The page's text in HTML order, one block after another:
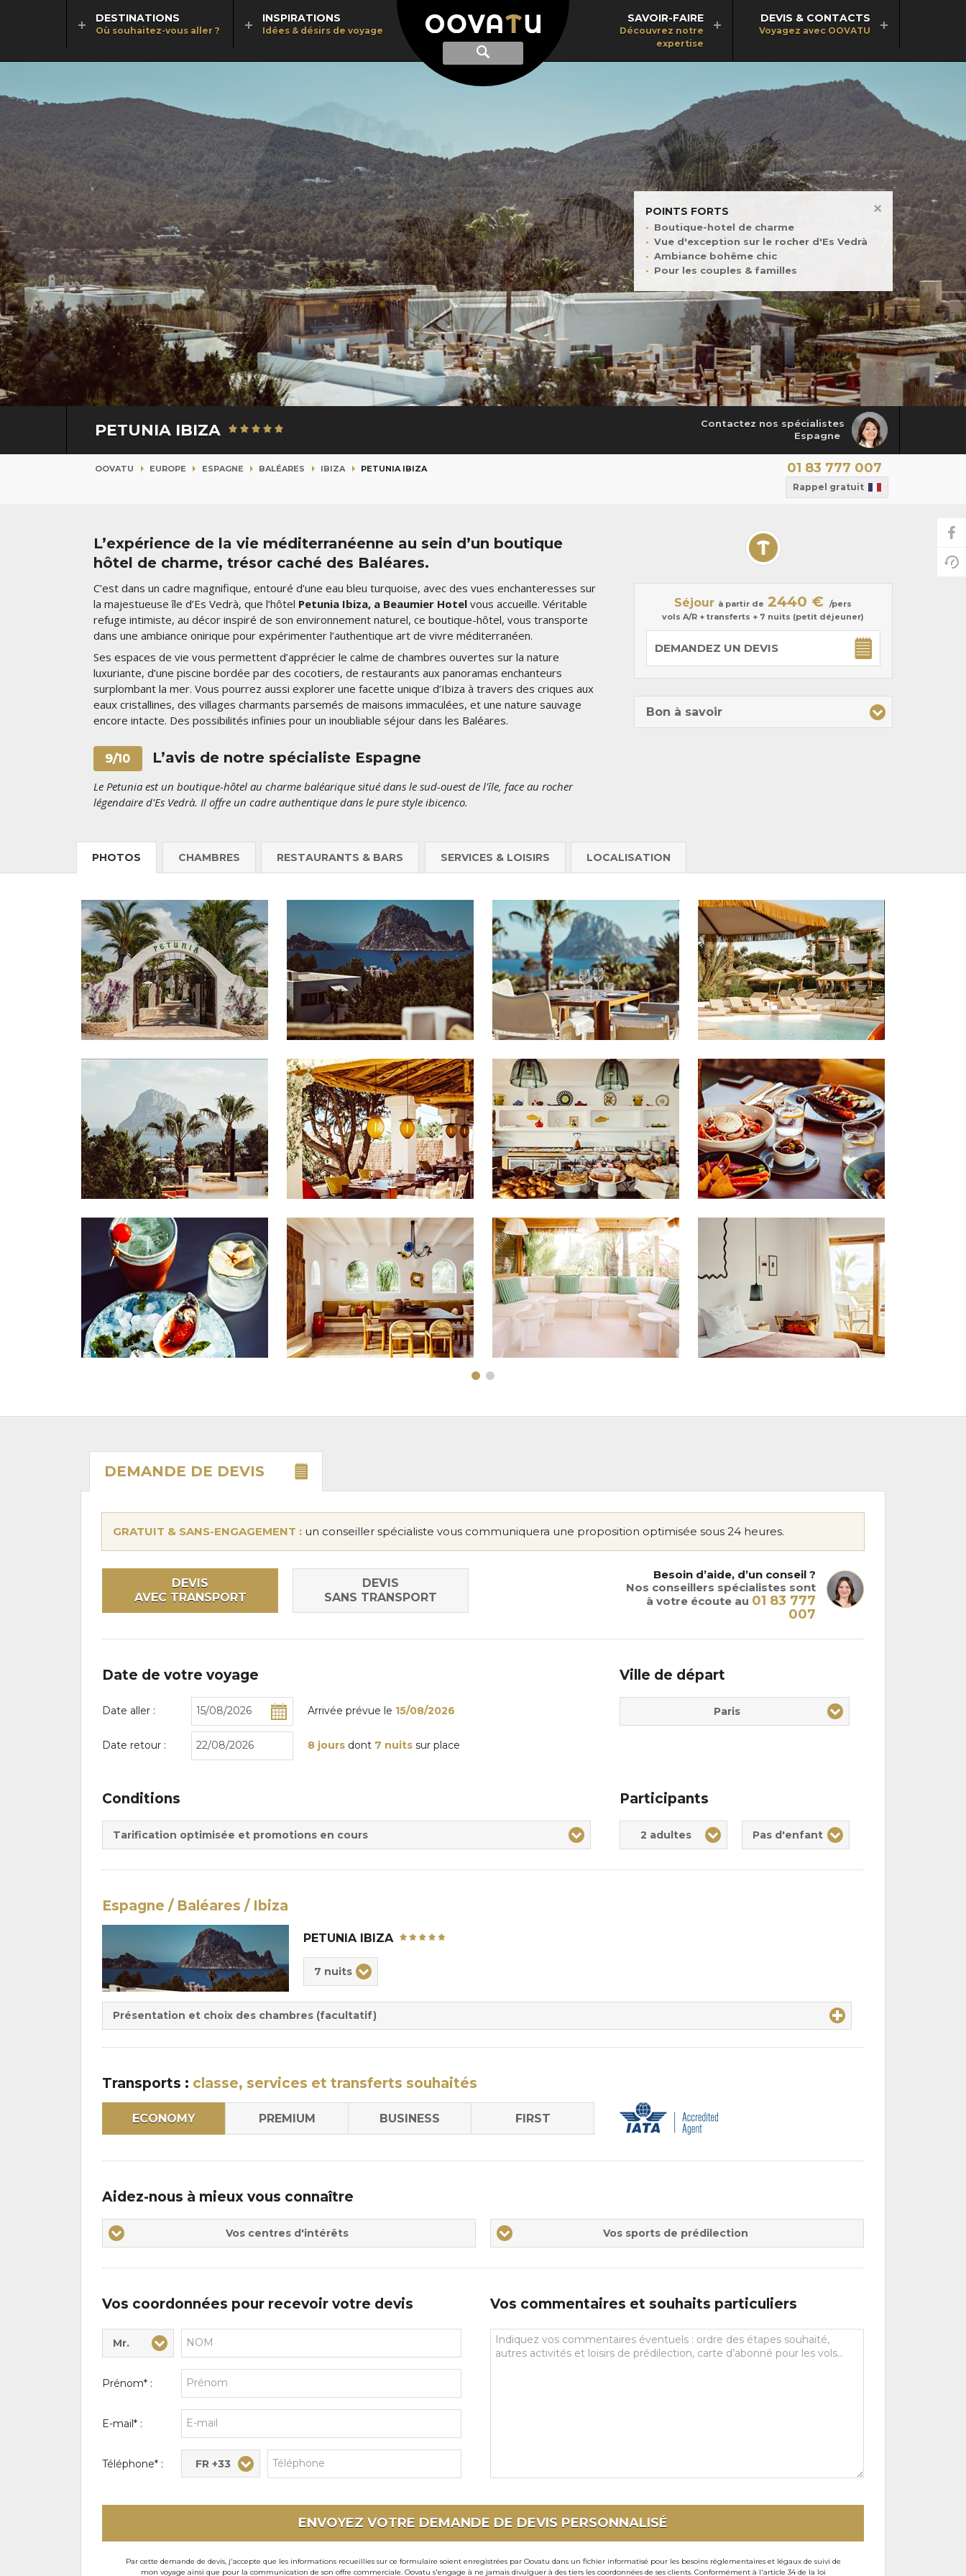
Afficher
recherche
Recherche
DESTINATIONS
Où souhaitez-vous aller ?
INSPIRATIONS
Idées & désirs de voyage
SAVOIR-FAIRE
Découvrez notre
expertise
DEVIS & CONTACTS
Voyagez avec OOVATU
POINTS FORTS
Boutique-hotel de charme
Vue d'exception sur le rocher d'Es Vedrà
Ambiance bohême chic
Pour les couples & familles
PETUNIA IBIZA
Contactez nos spécialistes
Espagne
OOVATU EUROPE ESPAGNE BALÉARES IBIZA PETUNIA IBIZA 01 83 777 007
Rappel gratuit
L’expérience de la vie méditerranéenne au sein d’un boutique
hôtel de charme, trésor caché des Baléares.
C’est dans un cadre magnifique, entouré d’une eau bleu turquoise, avec des vues enchanteresses sur
la majestueuse île d’Es Vedrà, que l’hôtel Petunia Ibiza, a Beaumier Hotel vous accueille. Véritable
refuge intimiste, au décor inspiré de son environnement naturel, ce boutique-hôtel, vous transporte
dans une ambiance onirique pour expérimenter l’authentique art de vivre méditerranéen.
Ses espaces de vie vous permettent d’apprécier le calme de chambres ouvertes sur la nature
luxuriante, d’une piscine bordée par des cocotiers, de restaurants aux panoramas enchanteurs
surplombant la mer. Vous pourrez aussi explorer une facette unique d’Ibiza à travers des criques aux
eaux cristallines, des villages charmants parsemés de maisons immaculées, et une nature sauvage
encore intacte. Des possibilités infinies pour un inoubliable séjour dans les Baléares.
9/10 L’avis de notre spécialiste Espagne
Le Petunia est un boutique-hôtel au charme baléarique situé dans le sud-ouest de l'île, face au rocher
légendaire d'Es Vedrà. Il offre un cadre authentique dans le pure style ibicenco.
Séjour à partir de 2440 € /pers
vols A/R + transferts + 7 nuits (petit déjeuner)
DEMANDEZ UN DEVIS
Bon à savoir
PHOTOS CHAMBRES RESTAURANTS & BARS SERVICES & LOISIRS LOCALISATION
DEMANDE DE DEVIS
GRATUIT & SANS-ENGAGEMENT : un conseiller spécialiste vous communiquera une proposition optimisée sous 24 heures.
DEVIS
AVEC TRANSPORT
DEVIS
SANS TRANSPORT
Besoin d’aide, d’un conseil ?
Nos conseillers spécialistes sont
à votre écoute au 01 83 777
007
Date de votre voyage
Date aller : Arrivée prévue le 15/08/2026
Date retour : 8 jours dont 7 nuits sur place
Ville de départ
Paris
Conditions
Tarification optimisée et promotions en cours
Participants
2 adultes Pas d'enfant
Espagne / Baléares / Ibiza
PETUNIA IBIZA
pension
:
:
7 nuits
Présentation et choix des chambres (facultatif)
Transports : classe, services et transferts souhaités
ECONOMY PREMIUM BUSINESS FIRST
Aidez-nous à mieux vous connaître
Vos
centres
Vos centres d'intérêts
Vos
sports
Vos sports de prédilection
Vos coordonnées pour recevoir votre devis
Civilité* :
Mr.
Nom* :
Prénom* :
E-mail* :
Téléphone* : FR +33
Vos commentaires et souhaits particuliers
Vos
commentaires
ENVOYEZ VOTRE DEMANDE DE DEVIS PERSONNALISÉ
Par cette demande de devis, j'accepte que les informations recueillies sur ce formulaire soient enregistrées par Oovatu dans un fichier informatisé pour les besoins réglementaires et légaux de suivi de
mon voyage ainsi que pour la communication de son offre commerciale. Oovatu s'engage à ne jamais divulguer à des tiers les coordonnées de ses clients. Conformément à l'article 34 de la loi